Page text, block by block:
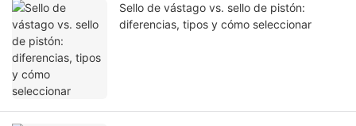
Sello de vástago vs. sello de pistón:
diferencias, tipos y cómo seleccionar